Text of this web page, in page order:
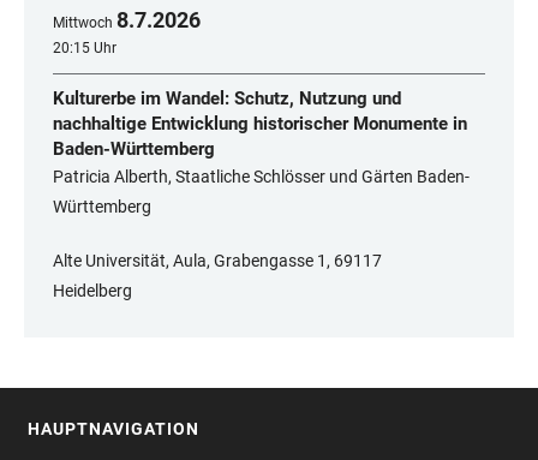
Mittwoch 8.7.2026
20:15 Uhr
Kulturerbe im Wandel: Schutz, Nutzung und
nachhaltige Entwicklung historischer Monumente in
Baden-Württemberg
Patricia Alberth, Staatliche Schlösser und Gärten Baden-
Württemberg
Alte Universität, Aula, Grabengasse 1, 69117
Heidelberg
HAUPTNAVIGATION